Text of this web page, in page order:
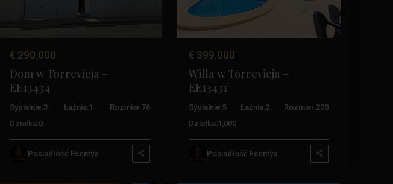
€ 290.000
Dom w Torrevieja –
EE13434
Sypialnie:3 Łaźnia: 1 Rozmiar:76
Działka:0
Posiadłość Esentya
€ 399.000
Willa w Torrevieja –
EE13431
Sypialnie:5 Łaźnia:2 Rozmiar:200
Działka: 1,000
Posiadłość Esentya
Centrum,